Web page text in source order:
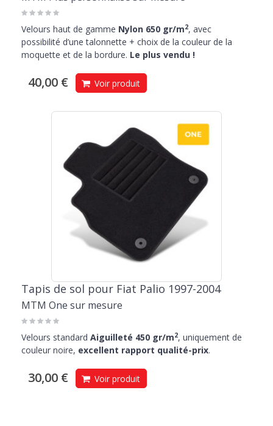
Velours haut de gamme Nylon 650 gr/m2, avec
possibilité d’une talonnette + choix de la couleur de la
moquette et de la bordure. Le plus vendu !
40,00 € Voir produit
Tapis de sol pour Fiat Palio 1997-2004
MTM One sur mesure
Velours standard Aiguilleté 450 gr/m2, uniquement de
couleur noire, excellent rapport qualité-prix.
30,00 € Voir produit